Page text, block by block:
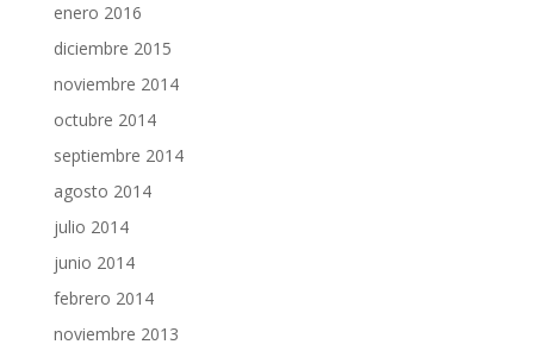
enero 2016
diciembre 2015
noviembre 2014
octubre 2014
septiembre 2014
agosto 2014
julio 2014
junio 2014
febrero 2014
noviembre 2013